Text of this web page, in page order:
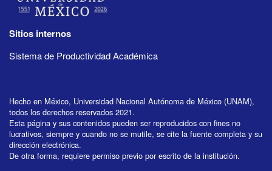
Sitios internos
Sistema de Productividad Académica
Hecho en México, Universidad Nacional Autónoma de México (UNAM),
todos los derechos reservados 2021.
Esta página y sus contenidos pueden ser reproducidos con fines no
lucrativos, siempre y cuando no se mutile, se cite la fuente completa y su
dirección electrónica.
De otra forma, requiere permiso previo por escrito de la institución.